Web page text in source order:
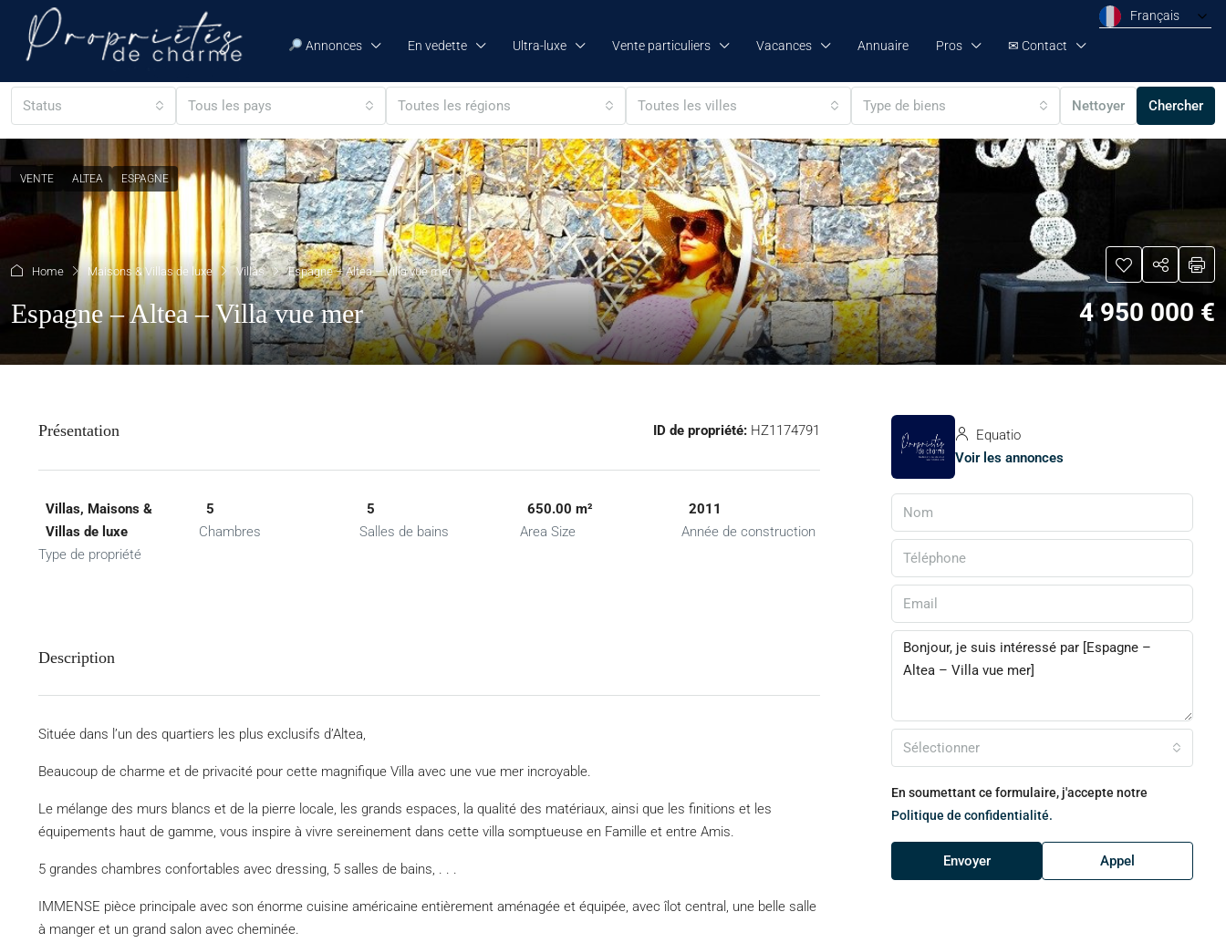
Annonces En vedette Ultra-luxe Vente particuliers Vacances Annuaire Pros ✉ Contact
Français
Status Tous les pays Toutes les régions Toutes les villes Type de biens Nettoyer Chercher
VENTE ALTEA ESPAGNE
Home Maisons & Villas de luxe Villas Espagne – Altea – Villa vue mer
Espagne – Altea – Villa vue mer 4 950 000 €
Présentation ID de propriété:HZ1174791
Villas, Maisons &
Villas de luxe
Type de propriété
5
Chambres
5
Salles de bains
650.00 m²
Area Size
2011
Année de construction
Description
Située dans l’un des quartiers les plus exclusifs d’Altea,
Beaucoup de charme et de privacité pour cette magnifique Villa avec une vue mer incroyable.
Le mélange des murs blancs et de la pierre locale, les grands espaces, la qualité des matériaux, ainsi que les finitions et les
équipements haut de gamme, vous inspire à vivre sereinement dans cette villa somptueuse en Famille et entre Amis.
5 grandes chambres confortables avec dressing, 5 salles de bains, . . .
IMMENSE pièce principale avec son énorme cuisine américaine entièrement aménagée et équipée, avec îlot central, une belle salle
à manger et un grand salon avec cheminée.
Equatio
Voir les annonces
Sélectionner
En soumettant ce formulaire, j'accepte notre
Politique de confidentialité.
Envoyer Appel